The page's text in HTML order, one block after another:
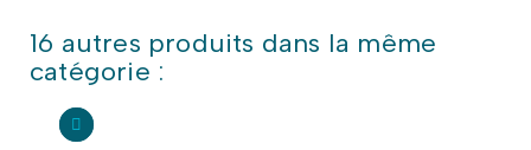
16 autres produits dans la même
catégorie :